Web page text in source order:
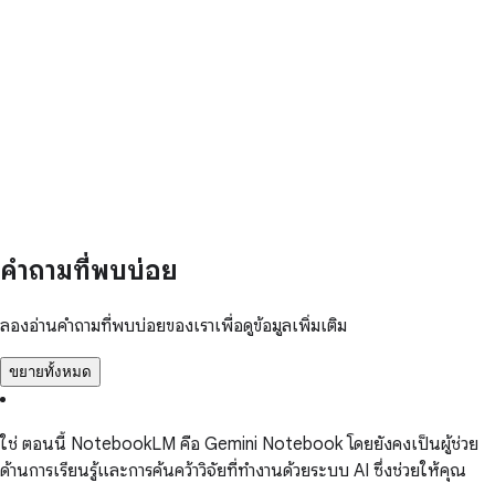
คำถามที่พบบ่อย
ลองอ่านคำถามที่พบบ่อยของเราเพื่อดูข้อมูลเพิ่มเติม
ขยายทั้งหมด
ใช่ ตอนนี้ NotebookLM คือ Gemini Notebook โดยยังคงเป็นผู้ช่วย
ด้านการเรียนรู้และการค้นคว้าวิจัยที่ทำงานด้วยระบบ AI ซึ่งช่วยให้คุณ